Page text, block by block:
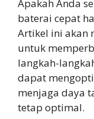
Apakah Anda
baterai cepat
Artikel ini akan
untuk
langkah-
dapat
menjaga daya
tetap optimal.